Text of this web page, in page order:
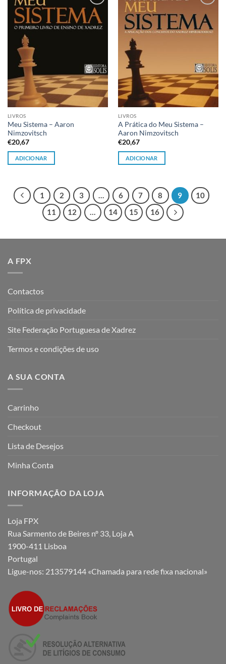
Adicionar
à lista de
desejos
LIVROS
Meu Sistema – Aaron
Nimzovitsch
€20,67
ADICIONAR
à lista de
desejos
LIVROS
A Prática do Meu Sistema –
Aaron Nimzovitsch
€20,67
ADICIONAR
1 2 3 … 6 7 8 9
10
11
12 … 14 15 16
A FPX
Contactos
Política de privacidade
Site Federação Portuguesa de Xadrez
Termos e condições de uso
A SUA CONTA
Carrinho
Checkout
Lista de Desejos
Minha Conta
INFORMAÇÃO DA LOJA
Loja FPX
Rua Sarmento de Beires nº 33, Loja A
1900-411 Lisboa
Portugal
Ligue-nos: 213579144 «Chamada para rede fixa nacional»